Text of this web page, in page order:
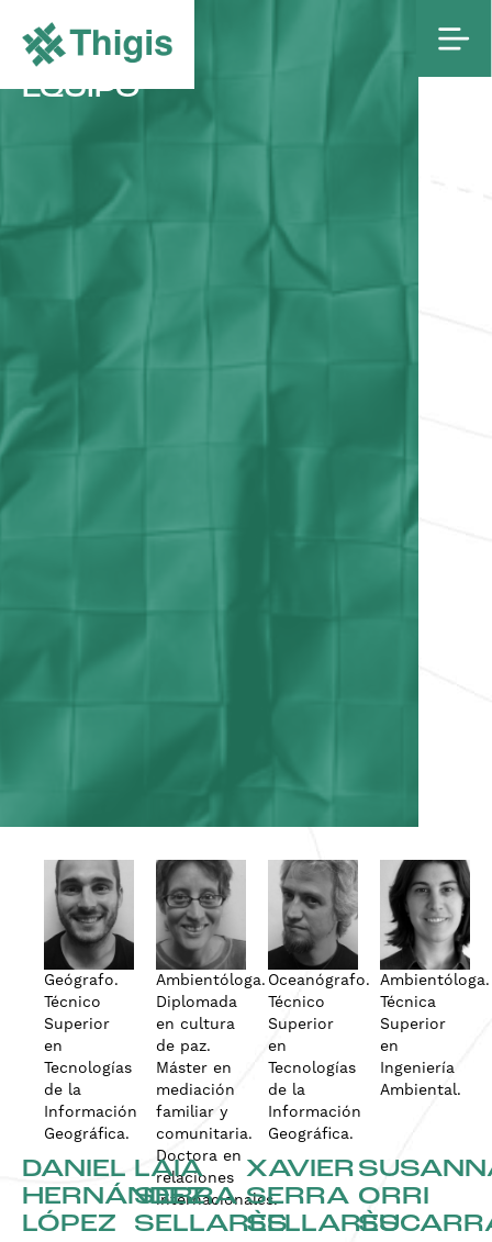
NUESTRO
EQUIPO
DANIEL
HERNÁNDEZ
LÓPEZ
Geógrafo.
Técnico
Superior
en
Tecnologías
de la
Información
Geográfica.
LAIA
SERRA
SELLARÈS
Ambientóloga.
Diplomada
en cultura
de paz.
Máster en
mediación
familiar y
comunitaria.
Doctora en
relaciones
internacionales.
XAVIER
SERRA
SELLARÈS
Oceanógrafo.
Técnico
Superior
en
Tecnologías
de la
Información
Geográfica.
ORRI
Ambientóloga.
Técnica
Superior
en
Ingeniería
Ambiental.